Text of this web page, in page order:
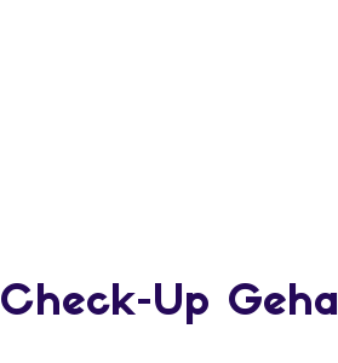
Check-Up